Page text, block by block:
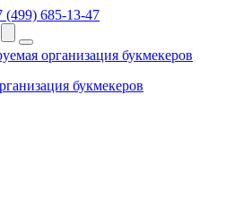
(499) 685-13-47
букмекеров